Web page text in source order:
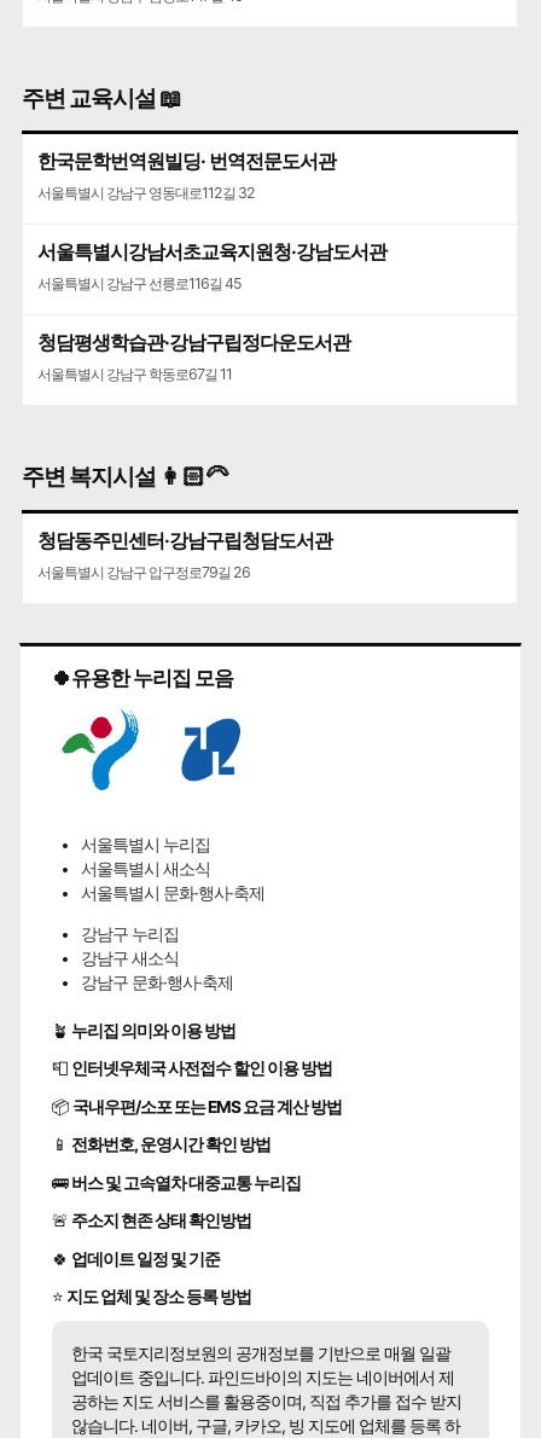
주변 교육시설 📖
한국문학번역원빌딩· 번역전문도서관
서울특별시 강남구 영동대로112길 32
서울특별시강남서초교육지원청·강남도서관
서울특별시 강남구 선릉로116길 45
청담평생학습관·강남구립정다운도서관
서울특별시 강남구 학동로67길 11
주변 복지시설 👩🏻‍🦳
청담동주민센터·강남구립청담도서관
서울특별시 강남구 압구정로79길 26
🍀유용한 누리집 모음
서울특별시 누리집
서울특별시 새소식
서울특별시 문화·행사·축제
강남구 누리집
강남구 새소식
강남구 문화·행사·축제
🪴 누리집 의미와 이용 방법
📮 인터넷우체국 사전접수 할인 이용 방법
📦 국내우편/소포 또는 EMS 요금 계산 방법
📱 전화번호, 운영시간 확인 방법
🚌버스 및 고속열차 대중교통 누리집
🚨 주소지 현존 상태 확인방법
🍀 업데이트 일정 및 기준
⭐ 지도 업체 및 장소 등록 방법
한국 국토지리정보원의 공개정보를 기반으로 매월 일괄
업데이트 중입니다. 파인드바이의 지도는 네이버에서 제
공하는 지도 서비스를 활용중이며, 직접 추가를 접수 받지
않습니다. 네이버, 구글, 카카오, 빙 지도에 업체를 등록 하